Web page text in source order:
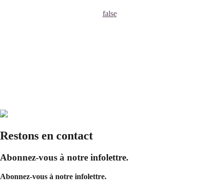
false
Restons en contact
Abonnez-vous à notre infolettre.
Abonnez-vous à notre infolettre.